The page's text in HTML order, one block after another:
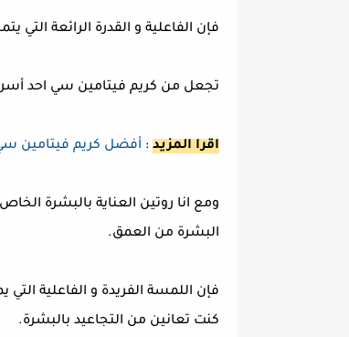
فإن الفاعلية و القدرة الرائعة
تجعل من كريم فيتامين سي احد
اقرا المزيد : أفضل كريم فيتامين
ومع انا روتين العناية بالبشرة
البشرة من العمق.
فإن اللمسة الفريدة و الفاعلية
كنت تعانين من التجاعيد بالبشرة.